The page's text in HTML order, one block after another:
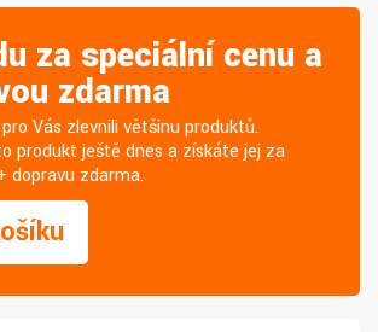
za speciální cenu a
zdarma
Vás zlevnili většinu produktů.
produkt ještě dnes a získáte jej za
dopravu zdarma.